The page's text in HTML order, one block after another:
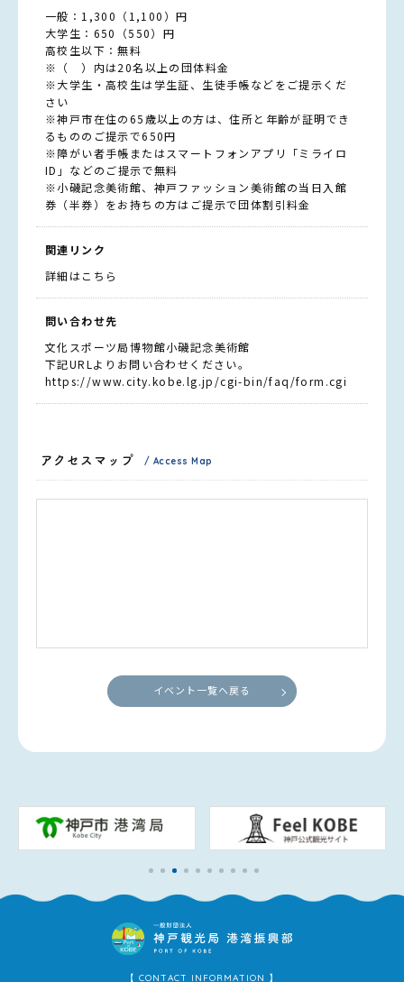
一般：1,300（1,100）円
大学生：650（550）円
高校生以下：無料
※（ ）内は20名以上の団体料金
※大学生・高校生は学生証、生徒手帳などをご提示くだ
さい
※神戸市在住の65歳以上の方は、住所と年齢が証明でき
るもののご提示で650円
※障がい者手帳またはスマートフォンアプリ「ミライロ
ID」などのご提示で無料
※小磯記念美術館、神戸ファッション美術館の当日入館
券（半券）をお持ちの方はご提示で団体割引料金
関連リンク
詳細はこちら
問い合わせ先
文化スポーツ局博物館小磯記念美術館
下記URLよりお問い合わせください。
https://www.city.kobe.lg.jp/cgi-bin/faq/form.cgi
アクセスマップ / Access Map
イベント一覧へ戻る
【 CONTACT INFORMATION 】